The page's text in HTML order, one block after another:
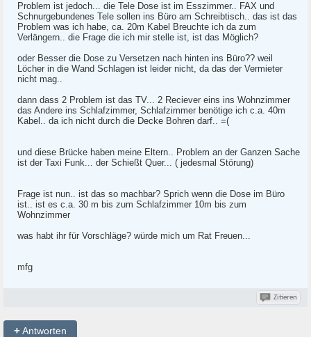
Problem ist jedoch... die Tele Dose ist im Esszimmer.. FAX und
Schnurgebundenes Tele sollen ins Büro am Schreibtisch.. das ist das
Problem was ich habe, ca. 20m Kabel Breuchte ich da zum
Verlängern.. die Frage die ich mir stelle ist, ist das Möglich?
oder Besser die Dose zu Versetzen nach hinten ins Büro?? weil
Löcher in die Wand Schlagen ist leider nicht, da das der Vermieter
nicht mag..
dann dass 2 Problem ist das TV... 2 Reciever eins ins Wohnzimmer
das Andere ins Schlafzimmer, Schlafzimmer benötige ich c.a. 40m
Kabel.. da ich nicht durch die Decke Bohren darf.. =(
und diese Brücke haben meine Eltern.. Problem an der Ganzen Sache
ist der Taxi Funk... der Schießt Quer... ( jedesmal Störung)
Frage ist nun.. ist das so machbar? Sprich wenn die Dose im Büro
ist.. ist es c.a. 30 m bis zum Schlafzimmer 10m bis zum
Wohnzimmer
was habt ihr für Vorschläge? würde mich um Rat Freuen...
mfg
Zitieren
+Antworten